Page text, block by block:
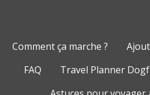
Comment ça marche ?
FAQ
Travel Planner